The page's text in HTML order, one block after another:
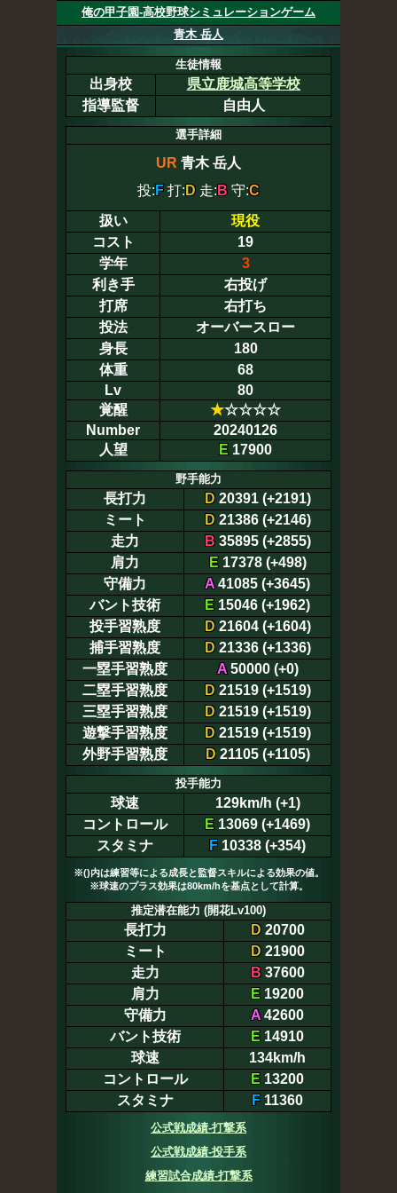
俺の甲子園-高校野球シミュレーションゲーム
青木 岳人
生徒情報
出身校
県立鹿城高等学校
指導監督
自由人
選手詳細
UR 青木 岳人
投: F 打: D 走: B 守:C
扱い
現役
コスト
19
学年
3
利き手
右投げ
打席
右打ち
投法
オーバースロー
身長
180
体重
68
Lv
80
覚醒
★☆☆☆☆
Number
20240126
人望
E 17900
野手能力
長打力 D20391 (+2191)
ミート
D21386 (+2146)
走力
B35895 (+2855)
肩力
E17378 (+498)
守備力
A41085 (+3645)
バント技術
E 15046 (+1962)
投手習熟度
D21604 (+1604)
捕手習熟度
D21336 (+1336)
一塁手習熟度
A50000 (+0)
二塁手習熟度
D21519 (+1519)
三塁手習熟度
D21519 (+1519)
遊撃手習熟度
D21519 (+1519)
外野手習熟度
D21105 (+1105)
投手能力
球速
129km/h (+1)
コントロール
E 13069 (+1469)
スタミナ
F 10338 (+354)
※()内は練習等による成長と監督スキルによる効果の値。
※球速のプラス効果は80km/hを基点として計算。
推定潜在能力 (開花Lv100)
長打力 D20700
ミート
D21900
走力
B37600
肩力
E 19200
守備力
A42600
バント技術
E 14910
球速
134km/h
コントロール
E 13200
スタミナ
F 11360
公式戦成績-打撃系
公式戦成績-投手系
練習試合成績-打撃系